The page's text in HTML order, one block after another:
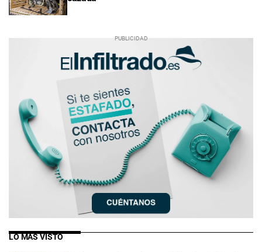
LO MÁS VISTO